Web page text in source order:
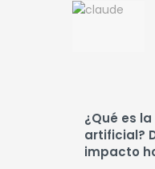
¿Qué es
artificial?
impacto